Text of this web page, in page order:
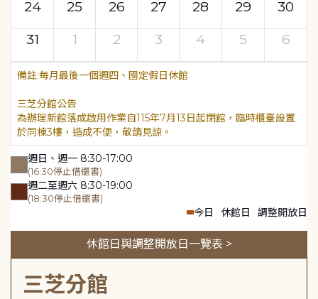
24
25 26 27 28 29
30
31
1 2 3 4 5 6
每月最後一個週四、國定假日休館
三芝分館公告
為辦理新館落成啟用作業自115年7月13日起閉館，臨時櫃臺設置
於同棟3樓，造成不便，敬請見諒。
週日、週一 8:30-17:00
(16:30停止借還書)
週二至週六 8:30-19:00
(18:30停止借還書)
今日 休館日 調整開放日
休館日與調整開放日一覽表 >
三芝分館